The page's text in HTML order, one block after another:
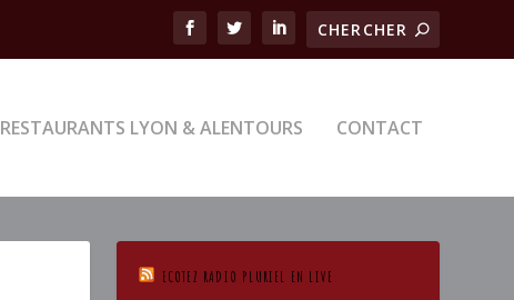
RESTAURANTS LYON & ALENTOURS CONTACT
ECOTEZ RADIO PLURIEL EN LIVE